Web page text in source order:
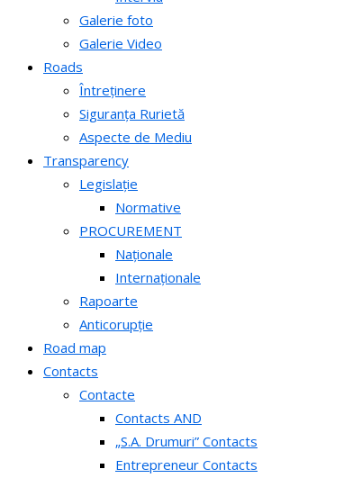
Galerie foto
Galerie Video
Roads
Întreținere
Siguranța Rurietă
Aspecte de Mediu
Transparency
Legislație
Normative
PROCUREMENT
Naționale
Internaționale
Rapoarte
Anticorupție
Road map
Contacts
Contacte
Contacts AND
„S.A. Drumuri” Contacts
Entrepreneur Contacts